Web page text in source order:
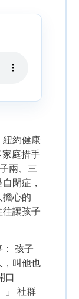
紐約健康
庭措手
兩、三
閉症，
擔心的
往讓孩子
孩子
，叫他也
口
」 社群